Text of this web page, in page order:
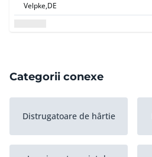
Velpke,DE
Categorii conexe
Distrugatoare de hârtie